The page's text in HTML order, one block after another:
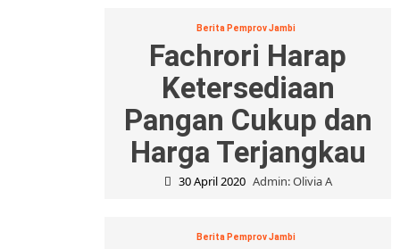
Berita Pemprov Jambi
Fachrori Harap
Ketersediaan
Pangan Cukup dan
Harga Terjangkau
30 April 2020 Admin: Olivia A
Berita Pemprov Jambi